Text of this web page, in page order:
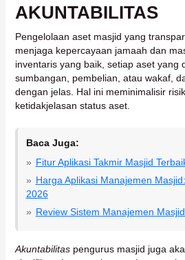
AKUNTABILITAS
Pengelolaan aset masjid yang
menjaga kepercayaan jamaah dan
inventaris yang baik, setiap aset yang
sumbangan, pembelian, atau wakaf,
dengan jelas. Hal ini meminimalisir
ketidakjelasan status aset.
Baca Juga:
Fitur Aplikasi Takmir Masjid
Harga Aplikasi Manajemen
2026
Review Sistem Manajemen
Akuntabilitaspengurus masjid juga